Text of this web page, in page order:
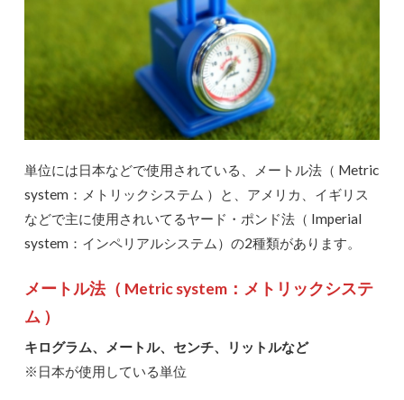
単位には日本などで使用されている、メートル法（ Metric
system：メトリックシステム ）と、アメリカ、イギリス
などで主に使用されいてるヤード・ポンド法（ Imperial
system：インペリアルシステム）の2種類があります。
メートル法（ Metric system：メトリックシステ
ム ）
キログラム、メートル、センチ、リットルなど
※日本が使用している単位